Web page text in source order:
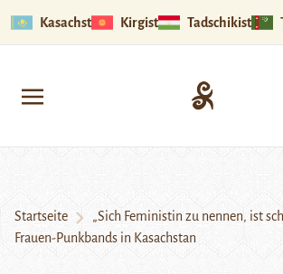
Kasachstan Kirgistan Tadschikistan
Startseite
„Sich Feministin zu nennen, ist
Frauen-Punkbands in Kasachstan